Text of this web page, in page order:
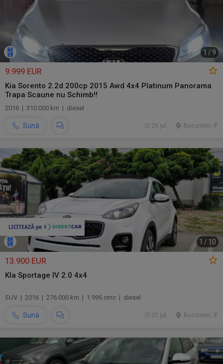
1 / 9
9.999 EUR
Kia Sorento 2.2d 200cp 2015 Awd 4x4 Platinum Panorama
Trapa Scaune nu Schimb!!
2016 | 310.000 km | diesel
Sună Bucuresti, IF
26 jul.
1 / 10
13.900 EUR
KIa Sportage IV 2.0 4x4
SUV | 2016 | 276.000 km | 1.995 cmc | diesel
Sună Bucuresti, IF
25 jul.